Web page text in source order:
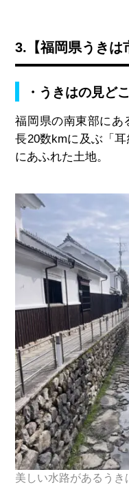
3.【福岡県うきは
・うきはの見ど
福岡県の南東部にあ
長20数kmに及ぶ「
にあふれた土地。
美しい水路があるうき